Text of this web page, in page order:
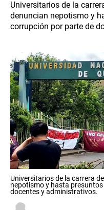
Universitarios de la
denuncian nepotismo y
corrupción por parte de
Universitarios de la carrera
nepotismo y hasta
docentes y administrativos.